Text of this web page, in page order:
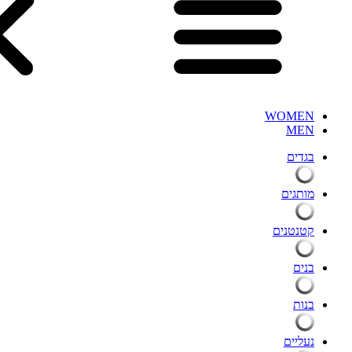
WOMEN
MEN
בגדים
מותגים
קטנטנים
בנים
בנות
נעליים